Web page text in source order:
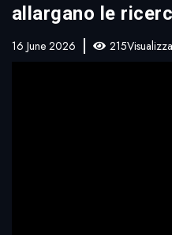
allargano le
16 June 2026